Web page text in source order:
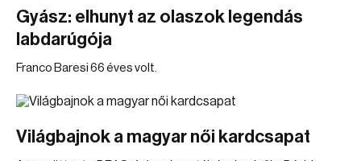
Gyász: elhunyt az olaszok legendás
labdarúgója
Franco Baresi 66 éves volt.
Világbajnok a magyar női kardcsapat